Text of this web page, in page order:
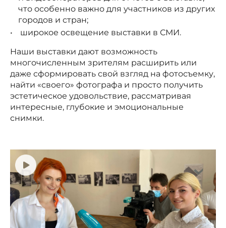
что особенно важно для участников из других
городов и стран;
широкое освещение выставки в СМИ.
Наши выставки дают возможность
многочисленным зрителям расширить или
даже сформировать свой взгляд на фотосъемку,
найти «своего» фотографа и просто получить
эстетическое удовольствие, рассматривая
интересные, глубокие и эмоциональные
снимки.